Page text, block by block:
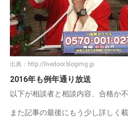
出典： http://livedoor.blogimg.jp
2016年も例年通り放送
以下が相談者と相談内容、合格か
また記事の最後にもう少し詳しく